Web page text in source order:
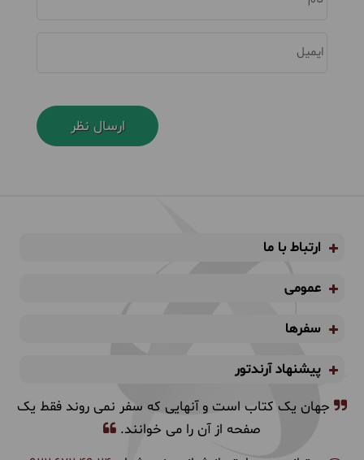
ایمیل
ارتباط با ما
عمومی
سفرها
پیشنهاد آرندتور
جهان یک کتاب است و آنهایی که سفر نمی روند فقط یک
صفحه از آن را می خوانند.